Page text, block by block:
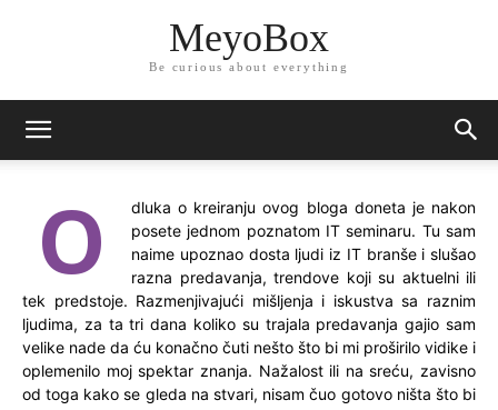
MeyoBox
Be curious about everything
O
dluka o kreiranju ovog bloga doneta je nakon
posete jednom poznatom IT seminaru. Tu sam
naime upoznao dosta ljudi iz IT branše i slušao
razna predavanja, trendove koji su aktuelni ili
tek predstoje. Razmenjivajući mišljenja i iskustva sa raznim
ljudima, za ta tri dana koliko su trajala predavanja gajio sam
velike nade da ću konačno čuti nešto što bi mi proširilo vidike i
oplemenilo moj spektar znanja. Nažalost ili na sreću, zavisno
od toga kako se gleda na stvari, nisam čuo gotovo ništa što bi